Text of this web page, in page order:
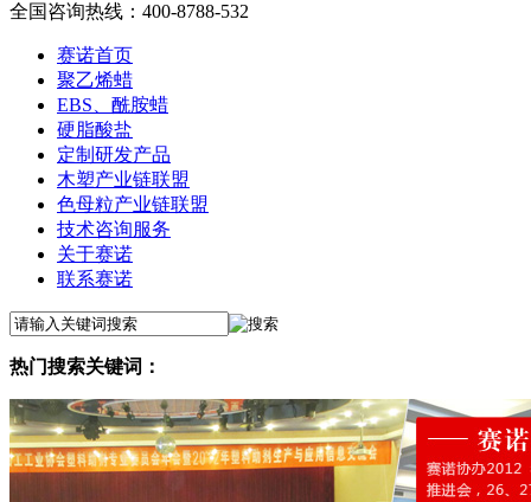
全国咨询热线： 400-8788-532
赛诺首页
聚乙烯蜡
EBS、酰胺蜡
硬脂酸盐
定制研发产品
木塑产业链联盟
色母粒产业链联盟
技术咨询服务
关于赛诺
联系赛诺
热门搜索关键词：